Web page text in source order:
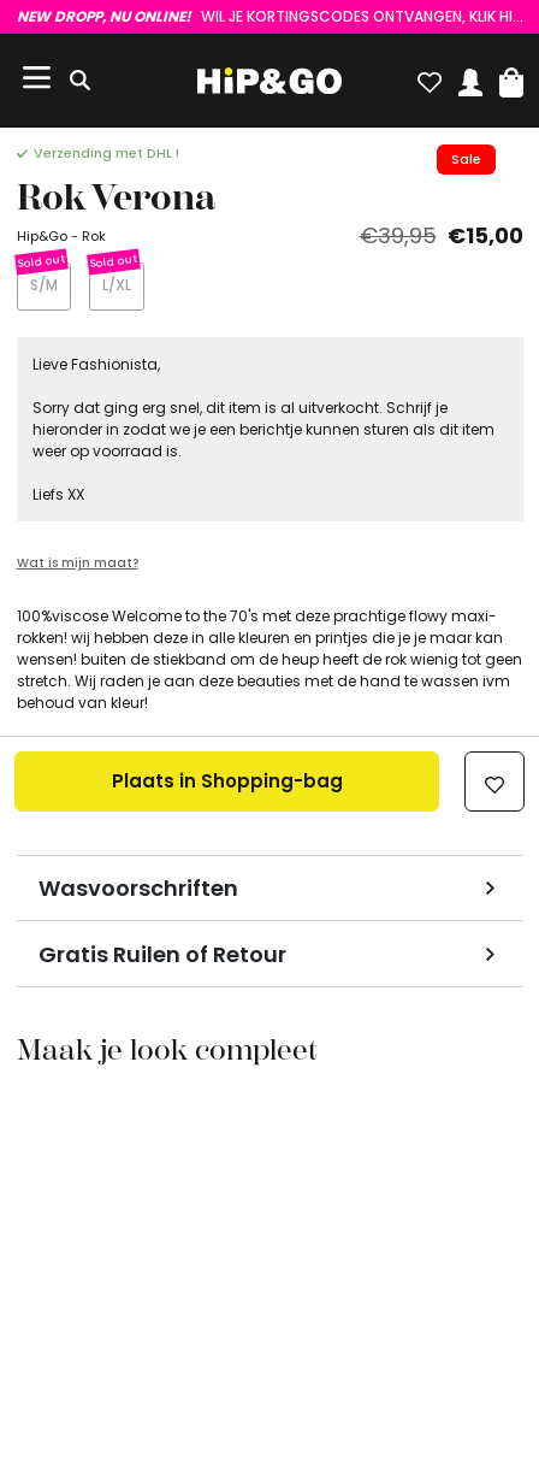
NEW DROPP, NU ONLINE! WIL JE KORTINGSCODES ONTVANGEN, KLIK HIER :)
Sale
Verzending met DHL !
Rok Verona
Hip&Go - Rok €39,95 €15,00
S/M L/XL
Lieve Fashionista,
Sorry dat ging erg snel, dit item is al uitverkocht. Schrijf je
hieronder in zodat we je een berichtje kunnen sturen als dit item
weer op voorraad is.
Liefs XX
Wat is mijn maat?
100%viscose Welcome to the 70's met deze prachtige flowy maxi-
rokken! wij hebben deze in alle kleuren en printjes die je je maar kan
wensen! buiten de stiekband om de heup heeft de rok wienig tot geen
stretch. Wij raden je aan deze beauties met de hand te wassen ivm
behoud van kleur!
Wasvoorschriften
Gratis Ruilen of Retour
Plaats in Shopping-bag
Maak je look compleet